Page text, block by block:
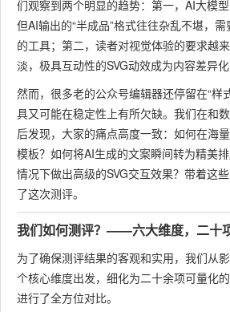
们观察到两个明显的趋势：第一，AI大模型
但AI输出的“半成品”格式往往杂乱不堪，
的工具；第二，读者对视觉体验的要求越
淡，极具互动性的SVG动效成为内容差异化
然而，很多老的公众号编辑器还停留在“样
具又可能在稳定性上有所欠缺。我们在和
后发现，大家的痛点高度一致：如何在海
模板？如何将AI生成的文案瞬间转为精美
情况下做出高级的SVG交互效果？带着这
了这次测评。
我们如何测评？——六大维度，二十
为了确保测评结果的客观和实用，我们从
个核心维度出发，细化为二十余项可量化
进行了全方位对比。